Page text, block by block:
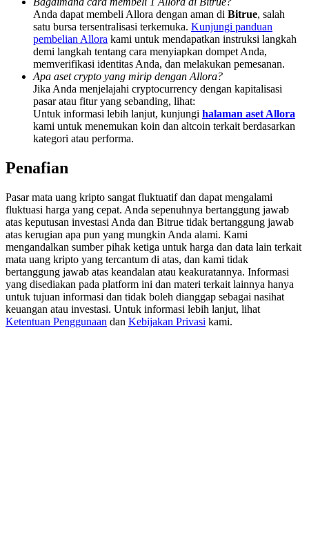
Deposit CASHCAT & Win
Share 500000 CASHCAT prize pool
Precious Metals Trading Carnival
Trade Gold & Silver · 33,333 USDT Bonus
USDT New User Exclusive 10% APR
Anda dapat membeli Allora dengan aman di Bitrue, salah
satu bursa tersentralisasi terkemuka. Kunjungi panduan
pembelian Allora kami untuk mendapatkan instruksi langkah
demi langkah tentang cara menyiapkan dompet Anda,
memverifikasi identitas Anda, dan melakukan pemesanan.
Apa aset crypto yang mirip dengan Allora?
Jika Anda menjelajahi cryptocurrency dengan kapitalisasi
pasar atau fitur yang sebanding, lihat:
Untuk informasi lebih lanjut, kunjungi halaman aset Allora
kami untuk menemukan koin dan altcoin terkait berdasarkan
kategori atau performa.
Penafian
Pasar mata uang kripto sangat fluktuatif dan dapat mengalami
fluktuasi harga yang cepat. Anda sepenuhnya bertanggung jawab
atas keputusan investasi Anda dan Bitrue tidak bertanggung jawab
atas kerugian apa pun yang mungkin Anda alami. Kami
mengandalkan sumber pihak ketiga untuk harga dan data lain terkait
mata uang kripto yang tercantum di atas, dan kami tidak
bertanggung jawab atas keandalan atau keakuratannya. Informasi
yang disediakan pada platform ini dan materi terkait lainnya hanya
untuk tujuan informasi dan tidak boleh dianggap sebagai nasihat
keuangan atau investasi. Untuk informasi lebih lanjut, lihat
Ketentuan Penggunaan dan Kebijakan Privasi kami.